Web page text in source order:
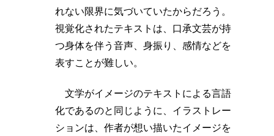
れない限界に気づいていたからだろう。
視覚化されたテキストは、口承文芸が持
つ身体を伴う音声、身振り、感情などを
表すことが難しい。
文学がイメージのテキストによる言語
化であるのと同じように、イラストレー
ションは、作者が想い描いたイメージを